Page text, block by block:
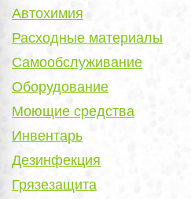
Автохимия
Расходные материалы
Самообслуживание
Оборудование
Моющие средства
Инвентарь
Дезинфекция
Грязезащита